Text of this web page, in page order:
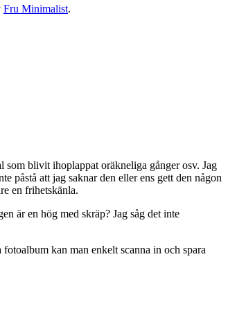
Fru Minimalist.
som blivit ihoplappat oräkneliga gånger osv. Jag
påstå att jag saknar den eller ens gett den någon
en frihetskänla.
är en hög med skräp? Jag såg det inte
kan man enkelt scanna in och spara